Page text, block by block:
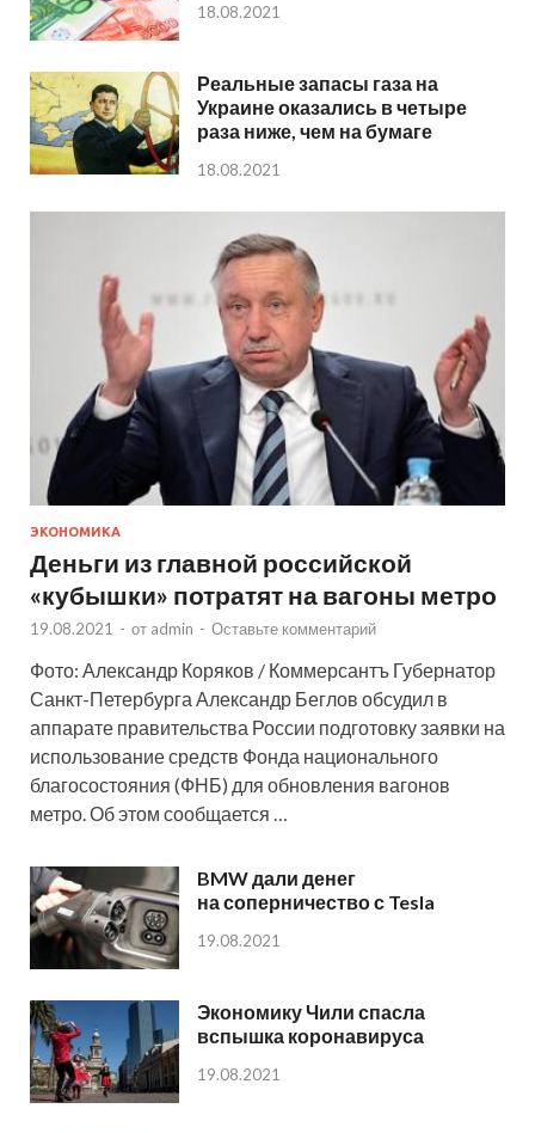
18.08.2021
Реальные запасы газа на
Украине оказались в четыре
раза ниже, чем на бумаге
18.08.2021
ЭКОНОМИКА
Деньги из главной российской
«кубышки» потратят на вагоны метро
19.08.2021 - от admin - Оставьте комментарий
Фото: Александр Коряков / Коммерсантъ Губернатор
Санкт-Петербурга Александр Беглов обсудил в
аппарате правительства России подготовку заявки на
использование средств Фонда национального
благосостояния (ФНБ) для обновления вагонов
метро. Об этом сообщается …
BMW дали денег
на соперничество с Tesla
19.08.2021
Экономику Чили спасла
вспышка коронавируса
19.08.2021